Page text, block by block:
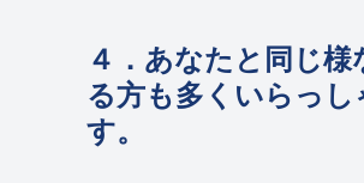
４．あなたと同じ
る方も多くいらっ
す。